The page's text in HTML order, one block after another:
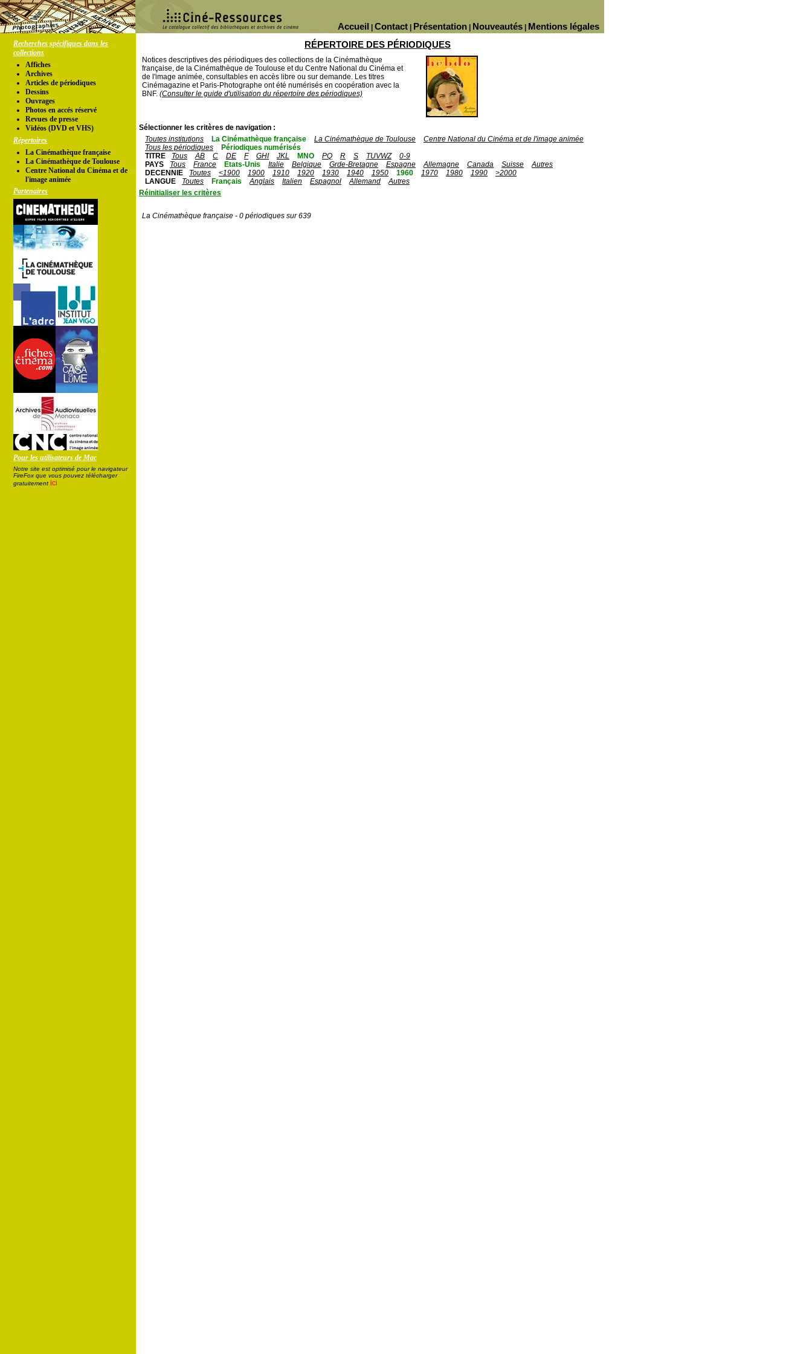
Mentions légales
Nouveautés
Présentation
Contact
Accueil
Recherches spécifiques dans les
collections
Affiches
Archives
Articles de périodiques
Dessins
Ouvrages
Photos en accés réservé
Revues de presse
Vidéos (DVD et VHS)
Répertoires
La Cinémathèque française
La Cinémathèque de Toulouse
Centre National du Cinéma et de
l'image animée
Partenaires
Pour les utilisateurs de Mac
Notre site est optimisé pour le navigateur
FireFox que vous pouvez télécharger
gratuitement ici
RÉPERTOIRE DES PÉRIODIQUES
Notices descriptives des périodiques des collections de la Cinémathèque
française, de la Cinémathèque de Toulouse et du Centre National du Cinéma et
de l'image animée, consultables en accès libre ou sur demande. Les titres
Cinémagazine et Paris-Photographe ont été numérisés en coopération avec la
BNF. (Consulter le guide d'utilisation du répertoire des périodiques)
Sélectionner les critères de navigation :
Toutes institutions
La Cinémathèque française La Cinémathèque de Toulouse
Centre National du Cinéma et de l'image animée
Tous les périodiques
Périodiques numérisés
TITRE
Tous AB C DE F GHI JKL MNO PQ R S TUVWZ
0-9
PAYS
Tous France Etats-Unis Italie Belgique Grde-Bretagne Espagne Allemagne Canada Suisse
Autres
DECENNIE
Toutes <1900 1900 1910 1920 1930 1940 1950 1960 1970 1980 1990
>2000
LANGUE
Toutes Français Anglais Italien Espagnol Allemand
Autres
Réinitialiser les critères
La Cinémathèque française - 0 périodiques sur 639